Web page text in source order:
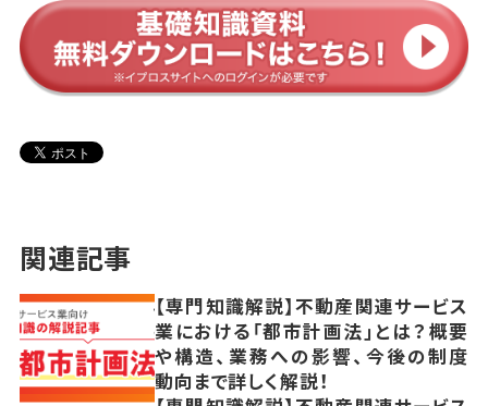
関連記事
【専門知識解説】不動産関連サービス
業における「都市計画法」とは？概要
や構造、業務への影響、今後の制度
動向まで詳しく解説！